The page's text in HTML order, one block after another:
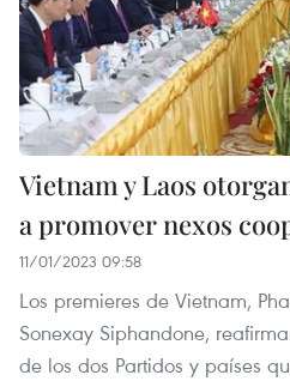
Vietnam y Laos
a promover nexos
11/01/2023 09:58
Los premieres de Vietnam,
Sonexay Siphandone,
de los dos Partidos y países